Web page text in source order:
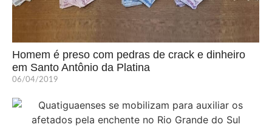
Homem é preso com pedras de crack e dinheiro
em Santo Antônio da Platina
06/04/2019